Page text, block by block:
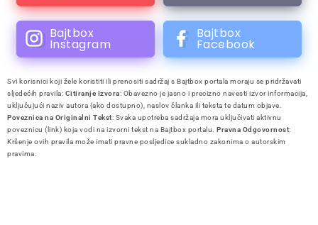
Bajtbox
Instagram
Bajtbox
Facebook
Svi korisnici koji žele koristiti ili prenositi sadržaj s Bajtbox portala moraju se pridržavati
sljedećih pravila: Citiranje Izvora: Obavezno je jasno i precizno navesti izvor informacija,
uključujući naziv autora (ako dostupno), naslov članka ili teksta te datum objave.
Poveznica na Originalni Tekst: Svaka upotreba sadržaja mora uključivati aktivnu
poveznicu (link) koja vodi na izvorni tekst na Bajtbox portalu. Pravna Odgovornost:
Kršenje ovih pravila može imati pravne posljedice sukladno zakonima o autorskim
pravima.